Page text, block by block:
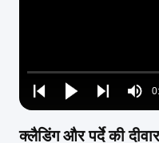
Play
Play
Play
Mute
Loaded:
0%
क्लैडिंग और पर्दे की